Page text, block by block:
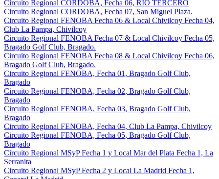
Circuito Regional CORDOBA, Fecha 06, RIO TERCERO
Circuito Regional CORDOBA, Fecha 07, San Miguel Plaza.
Circuito Regional FENOBA Fecha 06 & Local Chivilcoy Fecha 04,
Club La Pampa, Chivilcoy
Circuito Regional FENOBA Fecha 07 & Local Chivilcoy Fecha 05,
Bragado Golf Club, Bragado.
Circuito Regional FENOBA Fecha 08 & Local Chivilcoy Fecha 06,
Bragado Golf Club, Bragado.
Circuito Regional FENOBA, Fecha 01, Bragado Golf Club,
Bragado
Circuito Regional FENOBA, Fecha 02, Bragado Golf Club,
Bragado
Circuito Regional FENOBA, Fecha 03, Bragado Golf Club,
Bragado
Circuito Regional FENOBA, Fecha 04, Club La Pampa, Chivilcoy
Circuito Regional FENOBA, Fecha 05, Bragado Golf Club,
Bragado
Circuito Regional MSyP Fecha 1 y Local Mar del Plata Fecha 1, La
Serranita
Circuito Regional MSyP Fecha 2 y Local La Madrid Fecha 1,